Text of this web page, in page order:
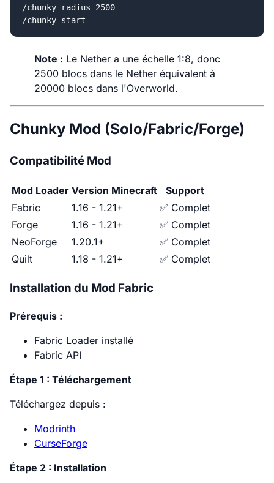
/chunky radius 2500
/chunky start
Note : Le Nether a une échelle 1:8, donc
2500 blocs dans le Nether équivalent à
20000 blocs dans l'Overworld.
Chunky Mod (Solo/Fabric/Forge)
Compatibilité Mod
Mod Loader Version Minecraft
Support
Fabric
1.16 - 1.21+
✅ Complet
Forge
1.16 - 1.21+
✅ Complet
NeoForge
1.20.1+
✅ Complet
Quilt
1.18 - 1.21+ ✅ Complet
Installation du Mod Fabric
Prérequis :
Fabric Loader installé
Fabric API
Étape 1 : Téléchargement
Téléchargez depuis :
Modrinth
CurseForge
Étape 2 : Installation